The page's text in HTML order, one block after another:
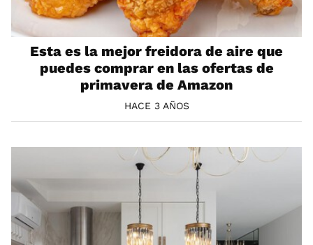
Esta es la mejor freidora de aire que
puedes comprar en las ofertas de
primavera de Amazon
HACE 3 AÑOS